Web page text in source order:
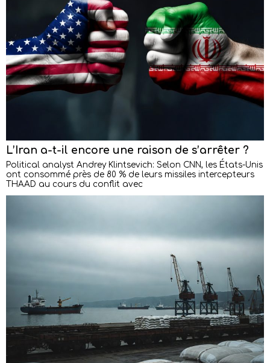
L’Iran a-t-il encore une raison de s’arrêter ?
Political analyst Andrey Klintsevich: Selon CNN, les États-Unis
ont consommé près de 80 % de leurs missiles intercepteurs
THAAD au cours du conflit avec